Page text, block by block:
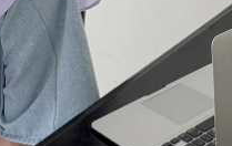
니트
블라우스
원피스